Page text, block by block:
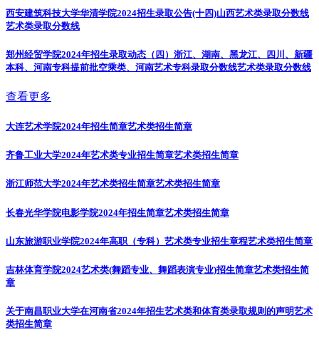
西安建筑科技大学华清学院2024招生录取公告(十四)山西艺术类录取分数线
艺术类录取分数线
郑州经贸学院2024年招生录取动态（四）浙江、湖南、黑龙江、四川、新疆
本科、河南专科提前批空乘类、河南艺术专科录取分数线艺术类录取分数线
查看更多
大连艺术学院2024年招生简章艺术类招生简章
齐鲁工业大学2024年艺术类专业招生简章艺术类招生简章
浙江师范大学2024年艺术类招生简章艺术类招生简章
长春光华学院电影学院2024年招生简章艺术类招生简章
山东旅游职业学院2024年高职（专科）艺术类专业招生章程艺术类招生简章
吉林体育学院2024艺术类(舞蹈专业、舞蹈表演专业)招生简章艺术类招生简
章
关于南昌职业大学在河南省2024年招生艺术类和体育类录取规则的声明艺术
类招生简章